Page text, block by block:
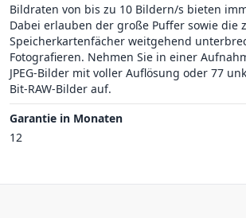
Bildraten von bis zu 10 Bildern/s bieten
Dabei erlauben der große Puffer sowie die
Speicherkartenfächer weitgehend
Fotografieren. Nehmen Sie in einer
JPEG-Bilder mit voller Auflösung oder 77
Bit-RAW-Bilder auf.
Garantie in Monaten
12